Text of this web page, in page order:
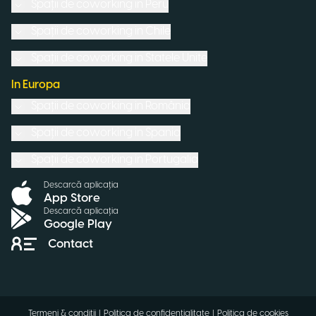
In Europa
Descarcă aplicația
App Store
Descarcă aplicația
Google Play
Contact
Termeni & condiții Politica de confidențialitate Politica de cookies